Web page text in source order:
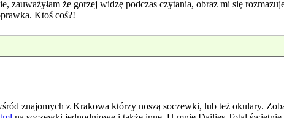
zauważyłam że gorzej widzę podczas czytania, obraz mi się
Ktoś coś?!
znajomych z Krakowa którzy noszą soczewki, lub też okulary.